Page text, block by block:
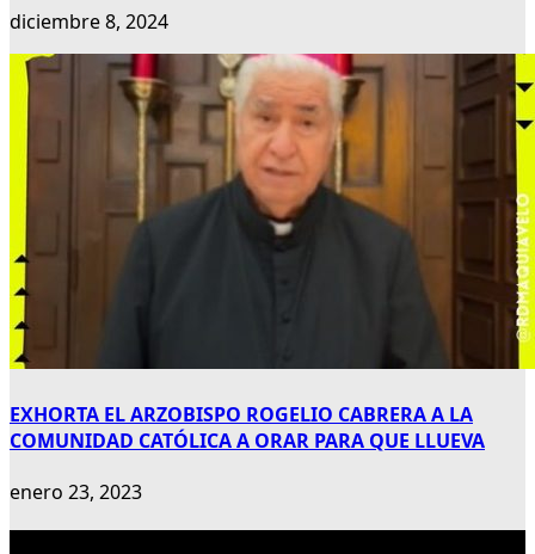
diciembre 8, 2024
EXHORTA EL ARZOBISPO ROGELIO CABRERA A LA
COMUNIDAD CATÓLICA A ORAR PARA QUE LLUEVA
enero 23, 2023